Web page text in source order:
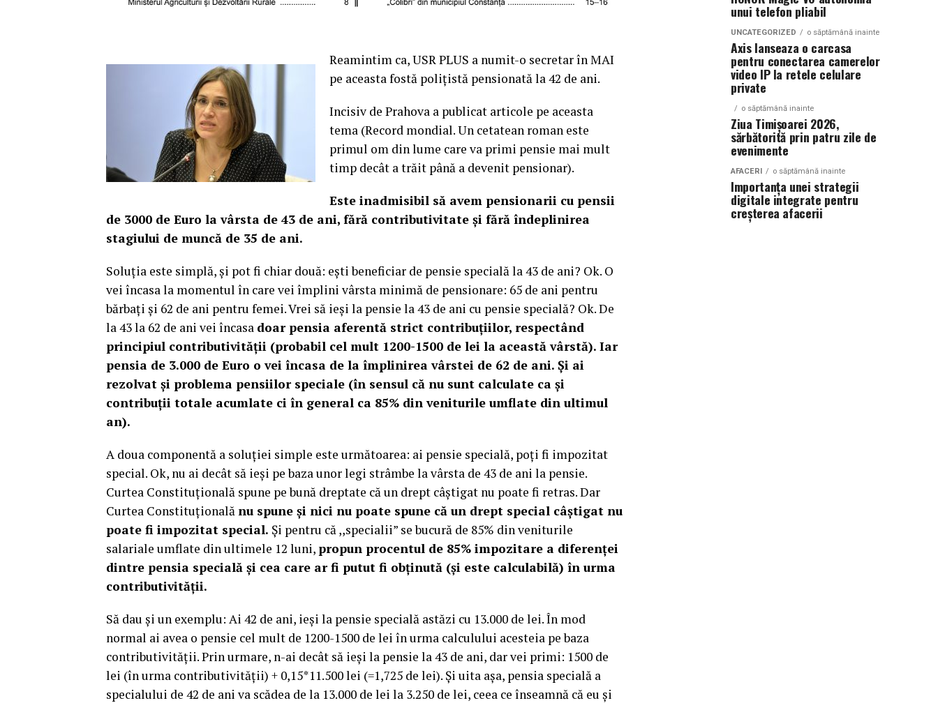
Reamintim ca, USR PLUS a numit-o secretar în MAI
pe aceasta fostă polițistă pensionată la 42 de ani.
Incisiv de Prahova a publicat articole pe aceasta
tema (Record mondial. Un cetatean roman este
primul om din lume care va primi pensie mai mult
timp decât a trăit până a devenit pensionar).
Este inadmisibil să avem pensionarii cu pensii
de 3000 de Euro la vârsta de 43 de ani, fără contributivitate și fără îndeplinirea
stagiului de muncă de 35 de ani.
Soluția este simplă, și pot fi chiar două: ești beneficiar de pensie specială la 43 de ani? Ok. O
vei încasa la momentul în care vei împlini vârsta minimă de pensionare: 65 de ani pentru
bărbați și 62 de ani pentru femei. Vrei să ieși la pensie la 43 de ani cu pensie specială? Ok. De
la 43 la 62 de ani vei încasa doar pensia aferentă strict contribuțiilor, respectând
principiul contributivității (probabil cel mult 1200-1500 de lei la această vârstă). Iar
pensia de 3.000 de Euro o vei încasa de la împlinirea vârstei de 62 de ani. Și ai
rezolvat și problema pensiilor speciale (în sensul că nu sunt calculate ca și
contribuții totale acumlate ci în general ca 85% din veniturile umflate din ultimul
an).
A doua componentă a soluției simple este următoarea: ai pensie specială, poți fi impozitat
special. Ok, nu ai decât să ieși pe baza unor legi strâmbe la vârsta de 43 de ani la pensie.
Curtea Constituțională spune pe bună dreptate că un drept câștigat nu poate fi retras. Dar
Curtea Constituționalănu spune și nici nu poate spune că un drept special câștigat nu
poate fi impozitat special. Și pentru că ,,specialii” se bucură de 85% din veniturile
salariale umflate din ultimele 12 luni, propun procentul de 85% impozitare a diferenței
dintre pensia specială și cea care ar fi putut fi obținută (și este calculabilă) în urma
contributivității.
Să dau și un exemplu: Ai 42 de ani, ieși la pensie specială astăzi cu 13.000 de lei. În mod
normal ai avea o pensie cel mult de 1200-1500 de lei în urma calculului acesteia pe baza
contributivității. Prin urmare, n-ai decât să ieși la pensie la 43 de ani, dar vei primi: 1500 de
lei (în urma contributivității) + 0,15*11.500 lei (=1,725 de lei). Și uita așa, pensia specială a
specialului de 42 de ani va scădea de la 13.000 de lei la 3.250 de lei, ceea ce înseamnă că eu și
unui telefon pliabil
UNCATEGORIZED o săptămână inainte
Axis lanseaza o carcasa
pentru conectarea camerelor
video IP la retele celulare
private
o săptămână inainte
Ziua Timișoarei 2026,
sărbătorită prin patru zile de
evenimente
AFACERI o săptămână inainte
Importanța unei strategii
digitale integrate pentru
creșterea afacerii